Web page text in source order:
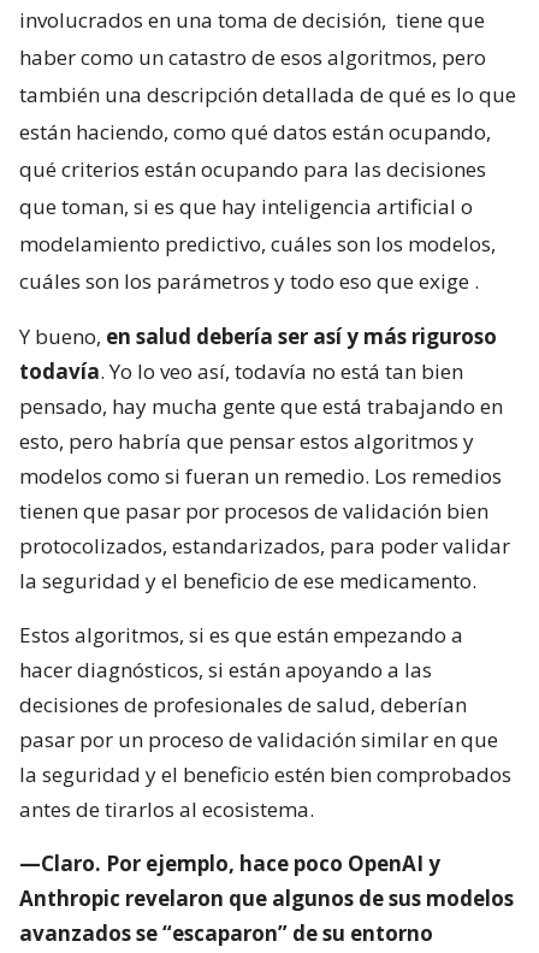
involucrados en una toma de decisión, tiene que
haber como un catastro de esos algoritmos, pero
también una descripción detallada de qué es lo que
están haciendo, como qué datos están ocupando,
qué criterios están ocupando para las decisiones
que toman, si es que hay inteligencia artificial o
modelamiento predictivo, cuáles son los modelos,
cuáles son los parámetros y todo eso que exige .
Y bueno, en salud debería ser así y más riguroso
todavía. Yo lo veo así, todavía no está tan bien
pensado, hay mucha gente que está trabajando en
esto, pero habría que pensar estos algoritmos y
modelos como si fueran un remedio. Los remedios
tienen que pasar por procesos de validación bien
protocolizados, estandarizados, para poder validar
la seguridad y el beneficio de ese medicamento.
Estos algoritmos, si es que están empezando a
hacer diagnósticos, si están apoyando a las
decisiones de profesionales de salud, deberían
pasar por un proceso de validación similar en que
la seguridad y el beneficio estén bien comprobados
antes de tirarlos al ecosistema.
—Claro. Por ejemplo, hace poco OpenAI y
Anthropic revelaron que algunos de sus modelos
avanzados se “escaparon” de su entorno